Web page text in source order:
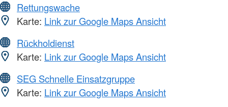
Rettungswache
Karte: Link zur Google Maps Ansicht
Rückholdienst
Karte: Link zur Google Maps Ansicht
SEG Schnelle Einsatzgruppe
Karte: Link zur Google Maps Ansicht